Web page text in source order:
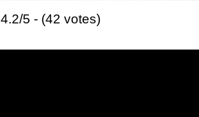
4.2/5 - (42 votes)